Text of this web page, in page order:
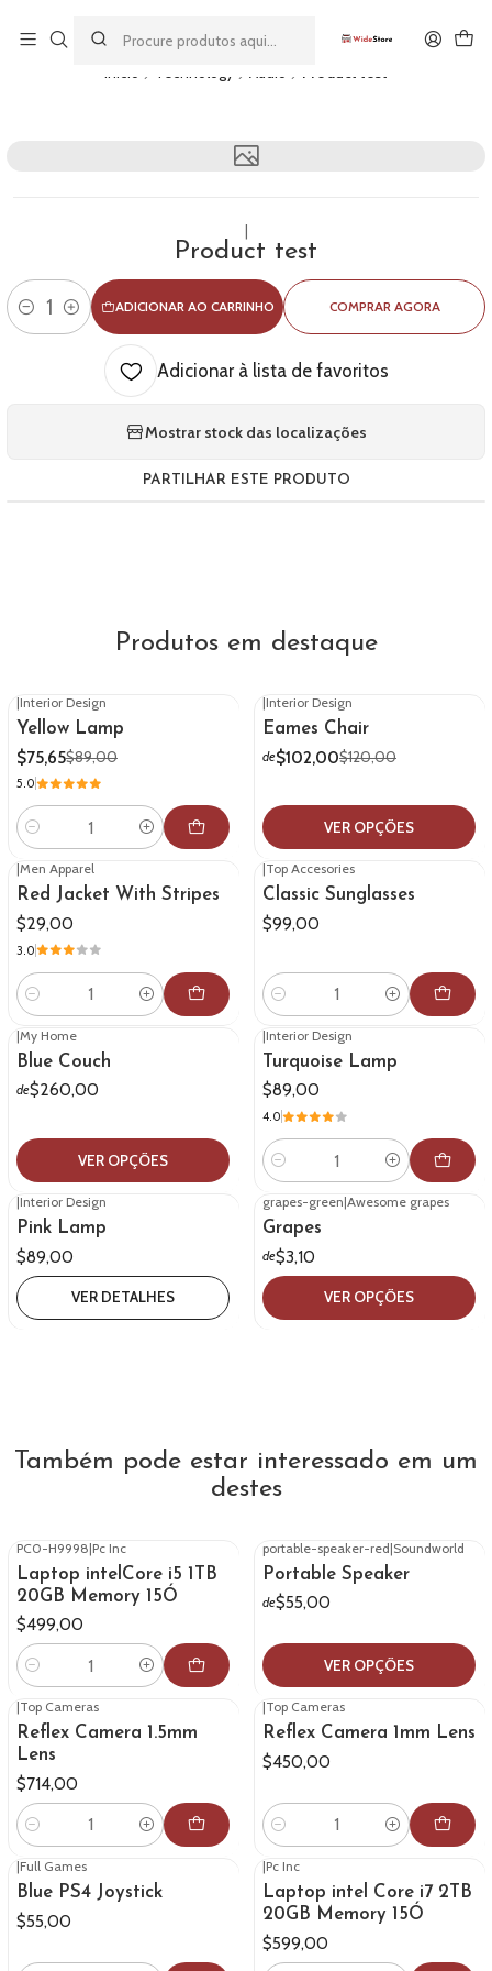
Product test
Quantidade
ADICIONAR AO CARRINHO COMPRAR AGORA
Adicionar à lista de favoritos
Mostrar stock das localizações
PARTILHAR ESTE PRODUTO
Produtos em destaque
DESCONTO
|Interior Design
Yellow Lamp
$75,65$89,00
5.0
Quantidade
DESCONTO
|Interior Design
Eames Chair
de$102,00$120,00
VER OPÇÕES
|Men Apparel
Red Jacket With Stripes
$29,00
3.0
Quantidade
|Top Accesories
Classic Sunglasses
$99,00
Quantidade
|My Home
Blue Couch
de$260,00
VER OPÇÕES
|Interior Design
Turquoise Lamp
$89,00
4.0
Quantidade
|Interior Design
Pink Lamp
$89,00
VER DETALHES
grapes-green|Awesome grapes
Grapes
de$3,10
VER OPÇÕES
Também pode estar interessado em um
destes
PC0-H9998|Pc Inc
Laptop intelCore i5 1TB
20GB Memory 15Ó
$499,00
Quantidade
portable-speaker-red|Soundworld
Portable Speaker
de$55,00
VER OPÇÕES
|Top Cameras
Reflex Camera 1.5mm
Lens
$714,00
Quantidade
|Top Cameras
Reflex Camera 1mm Lens
$450,00
Quantidade
|Full Games
Blue PS4 Joystick
$55,00
|Pc Inc
Laptop intel Core i7 2TB
20GB Memory 15Ó
$599,00